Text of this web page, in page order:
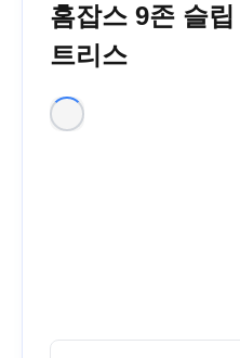
홈잡스 9존 슬
트리스